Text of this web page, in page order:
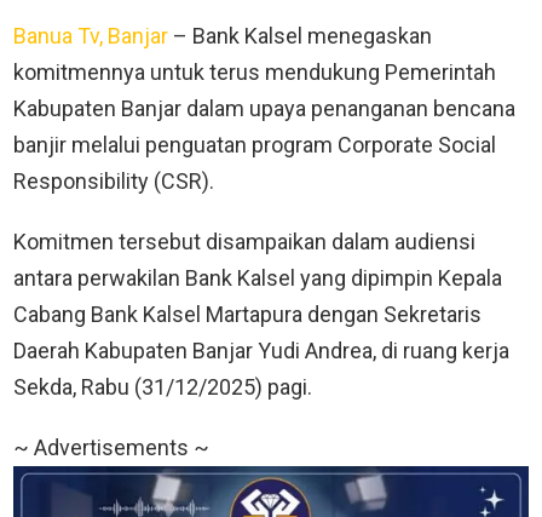
Banua Tv, Banjar – Bank Kalsel menegaskan
komitmennya untuk terus mendukung Pemerintah
Kabupaten Banjar dalam upaya penanganan bencana
banjir melalui penguatan program Corporate Social
Responsibility (CSR).
Komitmen tersebut disampaikan dalam audiensi
antara perwakilan Bank Kalsel yang dipimpin Kepala
Cabang Bank Kalsel Martapura dengan Sekretaris
Daerah Kabupaten Banjar Yudi Andrea, di ruang kerja
Sekda, Rabu (31/12/2025) pagi.
~ Advertisements ~